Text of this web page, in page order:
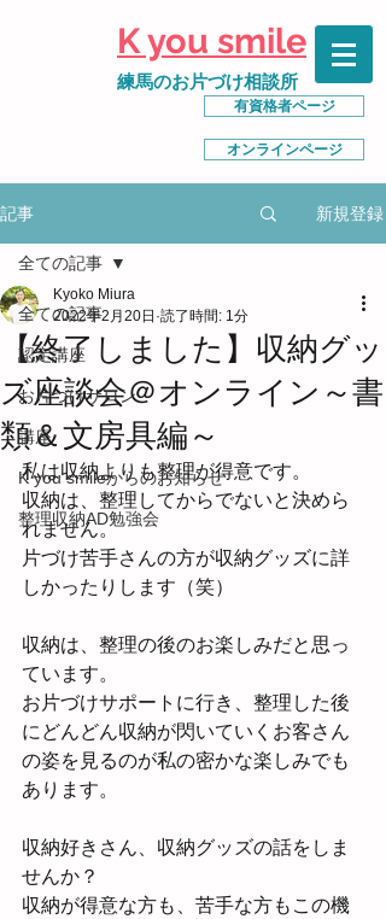
K you smile
練馬のお片づけ相談所
有資格者ページ
オンラインページ
記事 新規登録
全ての記事
認定講座
お片づけサロン
講座
K you smileからのお知らせ
整理収納AD勉強会
全ての記事
【終了しました】収納グッ
ズ座談会＠オンライン～書
類＆文房具編～
Kyoko Miura
2022年2月20日 読了時間: 1分
私は収納よりも整理が得意です。
収納は、整理してからでないと決めら
れません。
片づけ苦手さんの方が収納グッズに詳
しかったりします（笑）
収納は、整理の後のお楽しみだと思っ
ています。
お片づけサポートに行き、整理した後
にどんどん収納が閃いていくお客さん
の姿を見るのが私の密かな楽しみでも
あります。
収納好きさん、収納グッズの話をしま
せんか？
収納が得意な方も、苦手な方もこの機